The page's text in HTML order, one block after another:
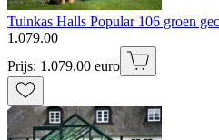
Tuinkas Halls Popular 106 groen
1 .079.00
Prijs: 1.079.00 euro